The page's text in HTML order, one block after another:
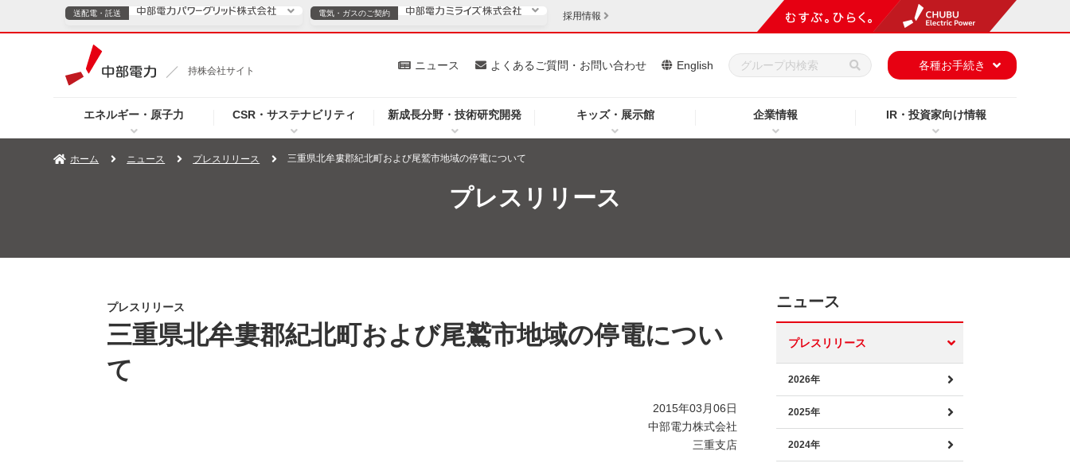
持株会社サイト
エネルギー・原子力 CSR・サステナビリティ 新成長分野・技術研究開発 キッズ・展示館 企業情報 IR・投資家向け情報
ニュース よくあるご質問・お問い合わせ English 各種お手続き
送配電・託送
TOPページへ ご案内 安定供給
企業情報
ニュース（新しいウィンドウを開きます）
電気・ガスのご契約
電気・ガスのご契約
TOPページへ 個人のお客さま 法人のお客さま
採用情報
ホーム ニュース プレスリリース 三重県北牟婁郡紀北町および尾鷲市地域の停電について
プレスリリース
プレスリリース
三重県北牟婁郡紀北町および尾鷲市地域の停電につい
て
2015年03月06日
中部電力株式会社
三重支店
ニュース
プレスリリース
2026年
2025年
2024年